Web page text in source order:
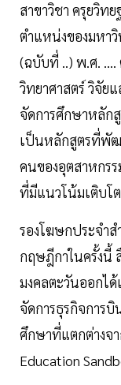
สาขาวิชา ครุยวิท
ตำแหน่งของมหา
(ฉบับที่ ..) พ.ศ. ….
วิทยาศาสตร์ วิจัย
จัดการศึกษาหลัก
เป็นหลักสูตรที่พัฒ
คนของอุตสาหกร
ที่มีแนวโน้มเติบโ
รองโฆษกประจำส
กฤษฎีกาในครั้งนี้
มงคลตะวันออกไ
จัดการธุรกิจการ
ศึกษาที่แตกต่างจ
Education